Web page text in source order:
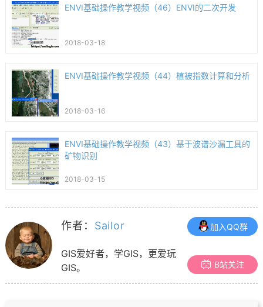
ENVI基础操作教学视频（46）ENVI的二次开发
2018-03-18
ENVI基础操作教学视频（44）植被指数计算和分析
2018-03-16
ENVI基础操作教学视频（43）基于波谱沙漏工具的
矿物识别
2018-03-15
作者： Sailor
GIS爱好者，学GIS，更爱玩
GIS。
加入QQ群
B站关注